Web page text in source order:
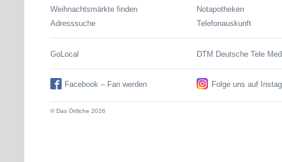
Weihnachtsmärkte finden
Adresssuche
Notapotheken
Telefonauskunft
GoLocal DTM Deutsche Tele
Facebook – Fan werden Folge uns auf
© Das Örtliche 2026